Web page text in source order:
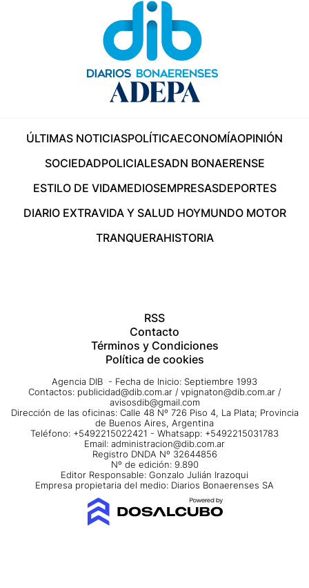
ÚLTIMAS NOTICIASPOLÍTICAECONOMÍAOPINIÓN
SOCIEDADPOLICIALESADN BONAERENSE
ESTILO DE VIDAMEDIOSEMPRESASDEPORTES
DIARIO EXTRAVIDA Y SALUD HOYMUNDO MOTOR
TRANQUERAHISTORIA
RSS
Contacto
Términos y Condiciones
Política de cookies
Agencia DIB - Fecha de Inicio: Septiembre 1993
Contactos: publicidad@dib.com.ar / vpignaton@dib.com.ar /
avisosdib@gmail.com
Dirección de las oficinas: Calle 48 Nº 726 Piso 4, La Plata; Provincia
de Buenos Aires, Argentina
Teléfono: +5492215022421 - Whatsapp: +5492215031783
Email: administracion@dib.com.ar
Registro DNDA Nº 32644856
Nº de edición: 9.890
Editor Responsable: Gonzalo Julián Irazoqui
Empresa propietaria del medio: Diarios Bonaerenses SA